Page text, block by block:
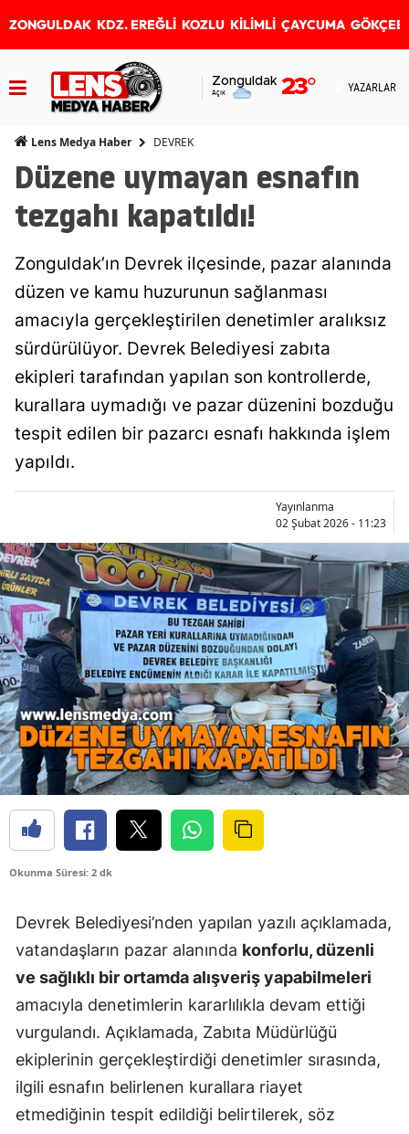
ZONGULDAK KDZ. EREĞLİ KOZLU KİLİMLİ ÇAYCUMA
Zonguldak
Açık 23° YAZARLAR
Lens Medya Haber DEVREK
Düzene uymayan esnafın
tezgahı kapatıldı!
Zonguldak’ın Devrek ilçesinde, pazar alanında
düzen ve kamu huzurunun sağlanması
amacıyla gerçekleştirilen denetimler aralıksız
sürdürülüyor. Devrek Belediyesi zabıta
ekipleri tarafından yapılan son kontrollerde,
kurallara uymadığı ve pazar düzenini bozduğu
tespit edilen bir pazarcı esnafı hakkında işlem
yapıldı.
Yayınlanma
02 Şubat 2026 - 11:23
Okunma Süresi: 2 dk
Devrek Belediyesi’nden yapılan yazılı açıklamada,
vatandaşların pazar alanında konforlu, düzenli
ve sağlıklı bir ortamda alışveriş yapabilmeleri
amacıyla denetimlerin kararlılıkla devam ettiği
vurgulandı. Açıklamada, Zabıta Müdürlüğü
ekiplerinin gerçekleştirdiği denetimler sırasında,
ilgili esnafın belirlenen kurallara riayet
etmediğinin tespit edildiği belirtilerek, söz